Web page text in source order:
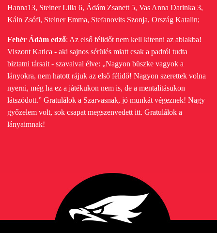
Hanna13, Steiner Lilla 6, Ádám Zsanett 5, Vas Anna Darinka 3,
Káin Zsófi, Steiner Emma, Stefanovits Szonja, Ország Katalin;
Fehér Ádám edző: Az első félidőt nem kell kitenni az ablakba!
Viszont Katica - aki sajnos sérülés miatt csak a padról tudta
biztatni társait - szavaival élve: „Nagyon büszke vagyok a
lányokra, nem hatott rájuk az első félidő! Nagyon szerettek volna
nyerni, még ha ez a játékukon nem is, de a mentalitásukon
látszódott.” Gratulálok a Szarvasnak, jó munkát végeznek! Nagy
győzelem volt, sok csapat megszenvedett itt. Gratulálok a
lányaimnak!